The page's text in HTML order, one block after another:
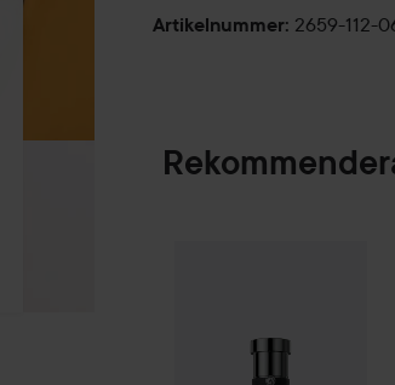
Artikelnummer: 2659-112-